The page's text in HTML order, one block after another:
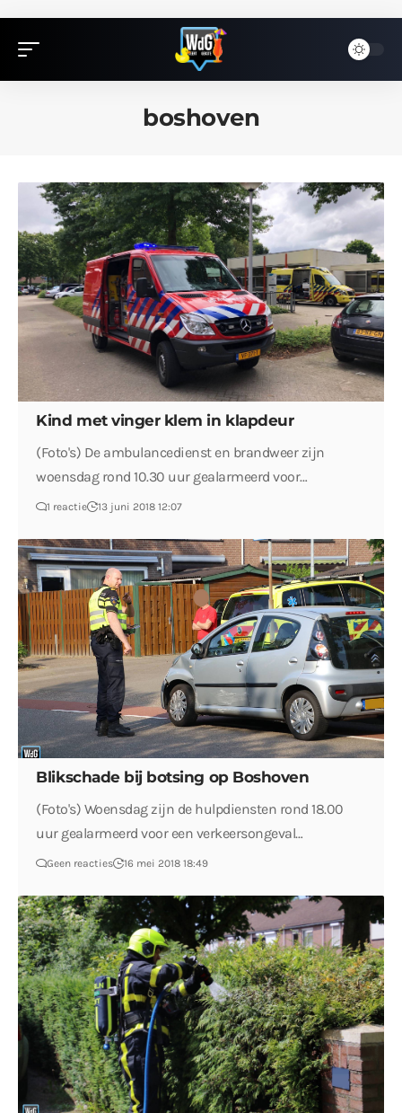
boshoven
Kind met vinger klem in klapdeur
(Foto's) De ambulancedienst en brandweer zijn
woensdag rond 10.30 uur gealarmeerd voor…
1 reactie 13 juni 2018 12:07
Blikschade bij botsing op Boshoven
(Foto's) Woensdag zijn de hulpdiensten rond 18.00
uur gealarmeerd voor een verkeersongeval…
Geen reacties 16 mei 2018 18:49